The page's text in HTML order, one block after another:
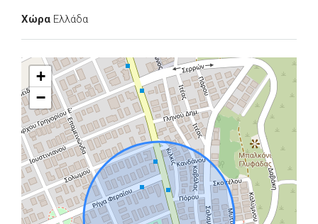
Χώρα Ελλάδα
+
−